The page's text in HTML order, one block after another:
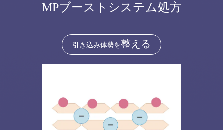
MPブーストシステム処方
引き込み体勢を整える